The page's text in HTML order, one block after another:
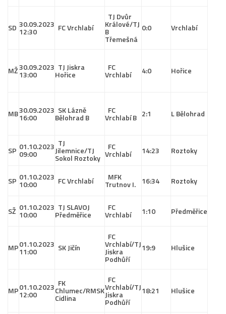
SD 30.09.2023
12:30 FC Vrchlabí
TJ Dvůr
Králové/TJ
B
Třemešná
0:0 Vrchlabí
MŽ30.09.2023
13:00
TJ Jiskra
Hořice
FC
Vrchlabí 4:0 Hořice
MB30.09.2023
16:00
SK Lázně
Bělohrad B
FC
Vrchlabí B 2:1 L Bělohrad
SP 01.10.2023
09:00
TJ
Jilemnice/TJ
Sokol Roztoky
FC
Vrchlabí 14:23 Roztoky
SP 01.10.2023
10:00 FC Vrchlabí MFK
Trutnov I. 16:34 Roztoky
SŽ 01.10.2023
10:00
TJ SLAVOJ
Předměřice
FC
Vrchlabí 1:10 Předměřice
MP01.10.2023
11:00 SK Jičín
FC
Vrchlabí/TJ
Jiskra
Podhůří
19:9 Hlušice
MP01.10.2023
12:00
FK
Chlumec/RMSK
Cidlina
FC
Vrchlabí/TJ
Jiskra
Podhůří
18:21 Hlušice